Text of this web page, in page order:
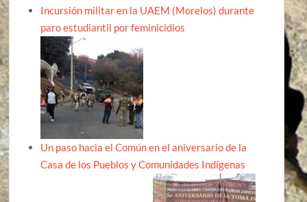
Incursión militar en la UAEM (Morelos) durante
paro estudiantil por feminicidios
Un paso hacia el Común en el aniversario de la
Casa de los Pueblos y Comunidades Indígenas